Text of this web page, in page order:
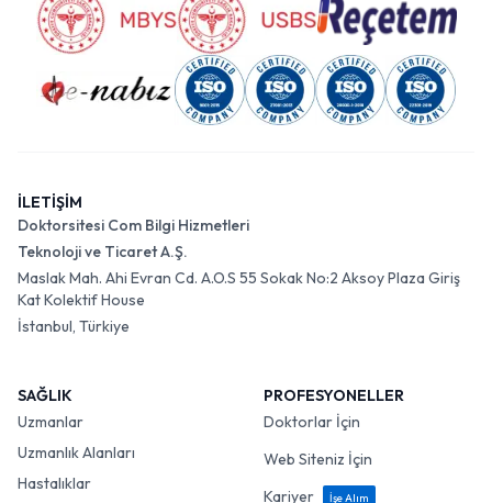
İLETİŞİM
Doktorsitesi Com Bilgi Hizmetleri
Teknoloji ve Ticaret A.Ş.
Maslak Mah. Ahi Evran Cd. A.O.S 55 Sokak No:2 Aksoy Plaza Giriş
Kat Kolektif House
İstanbul, Türkiye
SAĞLIK
Uzmanlar
Uzmanlık Alanları
Hastalıklar
PROFESYONELLER
Doktorlar İçin
Web Siteniz İçin
Kariyer
İşe Alım